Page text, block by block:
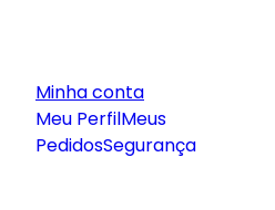
Minha conta
Meu PerfilMeus
PedidosSegurança